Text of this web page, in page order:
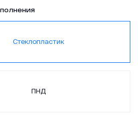
Стеклопластик
ПНД